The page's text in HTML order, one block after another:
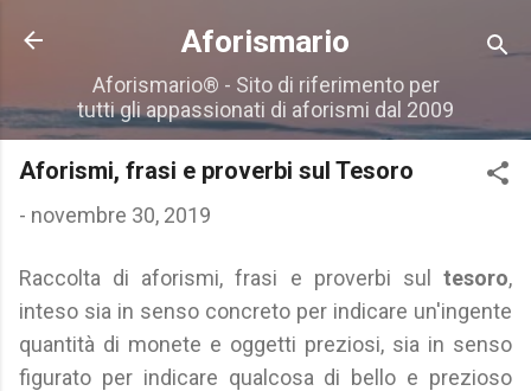
Passa ai contenuti principali
Aforismario
Aforismario® - Sito di riferimento per
tutti gli appassionati di aforismi dal 2009
Aforismi, frasi e proverbi sul Tesoro
- novembre 30, 2019
Raccolta di aforismi, frasi e proverbi sul tesoro,
inteso sia in senso concreto per indicare un'ingente
quantità di monete e oggetti preziosi, sia in senso
figurato per indicare qualcosa di bello e prezioso